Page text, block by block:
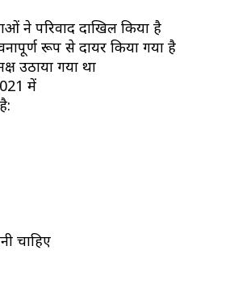
ने परिवाद दाखिल किया है
रूप से दायर किया गया है
उठाया गया था
में
चाहिए